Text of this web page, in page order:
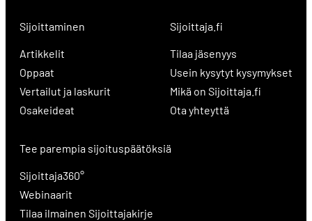
Sijoittaminen
Artikkelit
Oppaat
Vertailut ja laskurit
Osakeideat
Sijoittaja.fi
Tilaa jäsenyys
Usein kysytyt kysymykset
Mikä on Sijoittaja.fi
Ota yhteyttä
Tee parempia sijoituspäätöksiä
Sijoittaja360°
Webinaarit
Tilaa ilmainen Sijoittajakirje